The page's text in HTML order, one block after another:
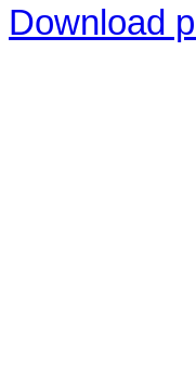
Download